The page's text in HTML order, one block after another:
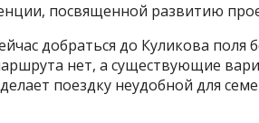
посвященной развитию
добраться до Куликова поля
нет, а существующие
поездку неудобной для